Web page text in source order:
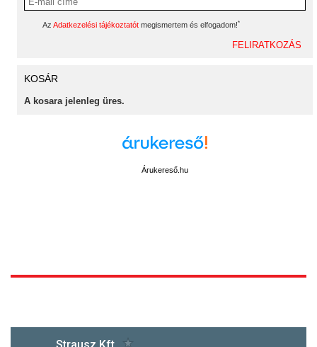
Az Adatkezelési tájékoztatót megismertem és elfogadom!*
KOSÁR
A kosara jelenleg üres.
Árukereső.hu